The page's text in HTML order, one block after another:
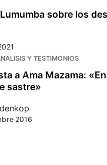
sobre los
Y TESTIMONIOS
a Ama Mazama:
sastre»
2016